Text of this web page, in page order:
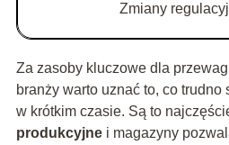
Zmiany
Za zasoby kluczowe dla
branży warto uznać to, co
w krótkim czasie. Są to
produkcyjnei magazyny